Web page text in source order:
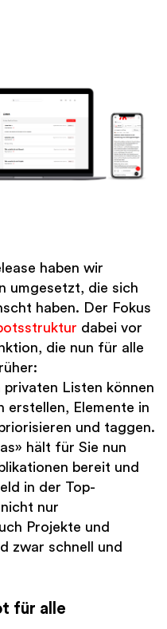
haben wir
umgesetzt, die sich
haben. Der Fokus
dabei vor
die nun für alle
privaten Listen können
erstellen, Elemente in
und taggen.
hält für Sie nun
bereit und
in der Top-
nur
Projekte und
zwar schnell und
für alle